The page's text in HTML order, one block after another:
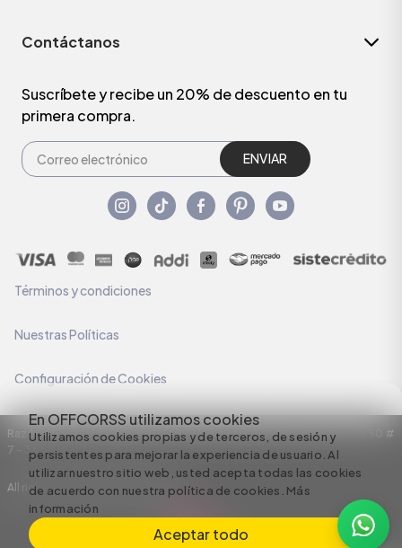
En OFFCORSS utilizamos cookies
Utilizamos cookies propias y de terceros, de sesión y
persistentes para mejorar la experiencia de usuario. Al
utilizar nuestro sitio web, usted acepta todas las cookies
de acuerdo con nuestra política de cookies. Más
información
Aceptar todo
Contáctanos
Suscríbete y recibe un 20% de descuento en tu
primera compra.
ENVIAR
Términos y condiciones
Nuestras Políticas
Configuración de Cookies
Razón Social: C.I HERMECO S.A. NIT: 890924167-6 Dirección: Carrera 50 #
7 – 35
All rights reserved empowered by